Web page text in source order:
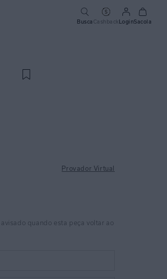
Busca CashbackLoginSacola
Provador Virtual